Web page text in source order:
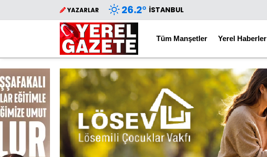
YAZARLAR 26.2° İSTANBUL
Tüm Manşetler Yerel Haberler